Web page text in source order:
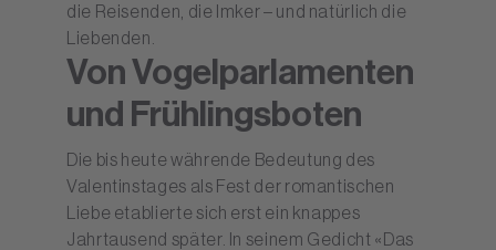
die Reisenden, die Imker – und natürlich die
Liebenden.
Von Vogelparlamenten
und Frühlingsboten
Die bis heute währende Bedeutung des
Valentinstages als Fest der romantischen
Liebe etablierte sich erst ein knappes
Jahrtausend später. In seinem Gedicht «Das